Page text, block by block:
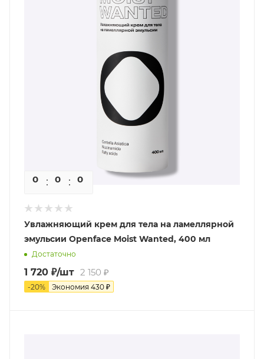
0 0 0
Увлажняющий крем для тела на ламеллярной
эмульсии Openface Moist Wanted, 400 мл
Достаточно
1 720 ₽/шт 2 150 ₽
-20% Экономия 430 ₽